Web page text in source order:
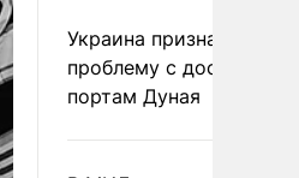
Украина признала
проблему с доступом к
портам Дуная